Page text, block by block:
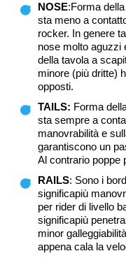
NOSE:Forma
sta meno a
rocker. In genere
nose molto aguzzi
della tavola a
minore (più dritte)
opposti.
TAILS: Forma
sta sempre a
manovrabilità e
garantiscono un
Al contrario poppe
RAILS: Sono i
significapiù
per rider di livello
significapiù
minor
appena cala la